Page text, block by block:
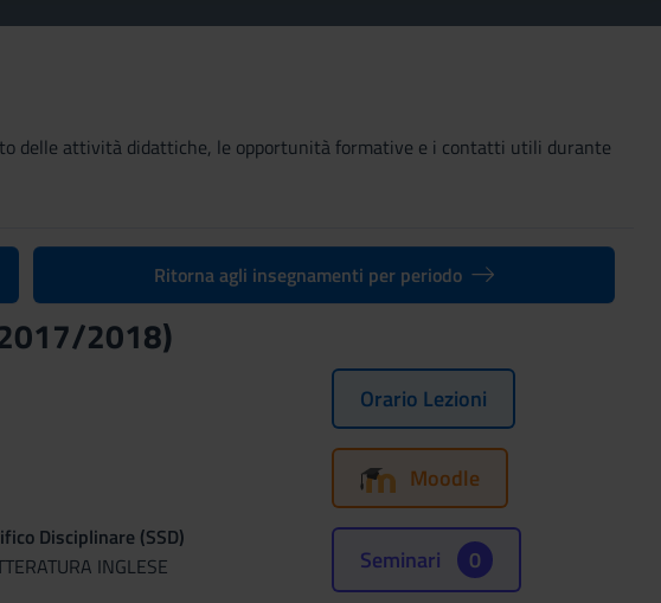
delle attività didattiche, le opportunità formative e i contatti utili durante
Ritorna agli insegnamenti per periodo
2018)
Disciplinare (SSD)
INGLESE
Orario Lezioni
Moodle
Seminari 0